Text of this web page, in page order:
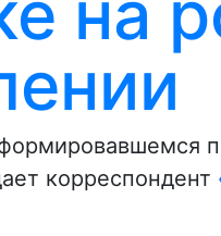
корреспондент